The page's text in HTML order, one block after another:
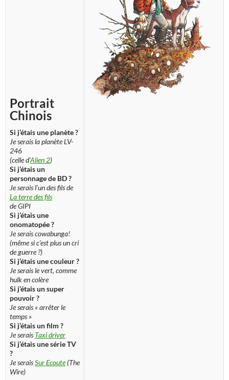
Portrait
Chinois
Si j’étais une planète ?
Je serais la planète LV-
246
(celle d’Alien 2)
Si j’étais un
personnage de BD ?
Je serais l’un des fils de
La terre des fils
de GIPI
Si j’étais une
onomatopée ?
Je serais cowabunga!
(même si c’est plus un cri
de guerre ?)
Si j’étais une couleur ?
Je serais le vert, comme
hulk en colère
Si j’étais un super
pouvoir ?
Je serais « arrêter le
temps »
Si j’étais un film ?
Je serais Taxi driver
Si j’étais une série TV
?
Je seraisSur Ecoute(The
Wire)